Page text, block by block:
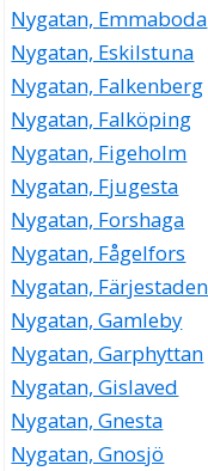
Nygatan, Emmaboda
Nygatan, Eskilstuna
Nygatan, Falkenberg
Nygatan, Falköping
Nygatan, Figeholm
Nygatan, Fjugesta
Nygatan, Forshaga
Nygatan, Fågelfors
Nygatan, Färjestaden
Nygatan, Gamleby
Nygatan, Garphyttan
Nygatan, Gislaved
Nygatan, Gnesta
Nygatan, Gnosjö